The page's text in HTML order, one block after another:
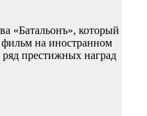
«Батальонъ», который
фильм на иностранном
престижных наград